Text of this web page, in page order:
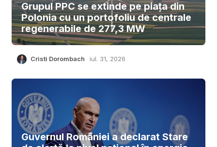
Grupul PPC se extinde pe piața din
Polonia cu un portofoliu de centrale
regenerabile de 277,3 MW
Cristi Dorombach iul. 31, 2026
Guvernul României a declarat Stare